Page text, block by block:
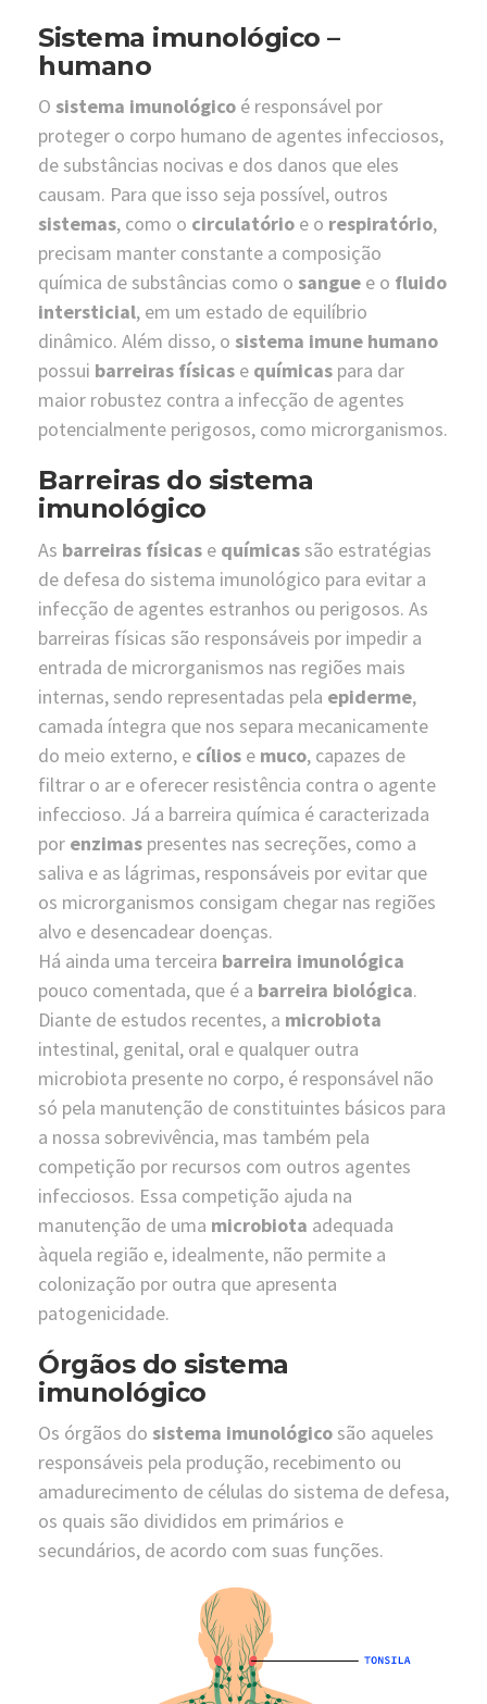
Sistema imunológico –
humano
O sistema imunológico é responsável por
proteger o corpo humano de agentes infecciosos,
de substâncias nocivas e dos danos que eles
causam. Para que isso seja possível, outros
sistemas, como o circulatório e o respiratório,
precisam manter constante a composição
química de substâncias como o sangue e o fluido
intersticial, em um estado de equilíbrio
dinâmico. Além disso, o sistema imune humano
possui barreiras físicas e químicas para dar
maior robustez contra a infecção de agentes
potencialmente perigosos, como microrganismos.
Barreiras do sistema
imunológico
As barreiras físicas e químicas são estratégias
de defesa do sistema imunológico para evitar a
infecção de agentes estranhos ou perigosos. As
barreiras físicas são responsáveis por impedir a
entrada de microrganismos nas regiões mais
internas, sendo representadas pela epiderme,
camada íntegra que nos separa mecanicamente
do meio externo, e cílios e muco, capazes de
filtrar o ar e oferecer resistência contra o agente
infeccioso. Já a barreira química é caracterizada
por enzimas presentes nas secreções, como a
saliva e as lágrimas, responsáveis por evitar que
os microrganismos consigam chegar nas regiões
alvo e desencadear doenças.
Há ainda uma terceira barreira imunológica
pouco comentada, que é a barreira biológica.
Diante de estudos recentes, a microbiota
intestinal, genital, oral e qualquer outra
microbiota presente no corpo, é responsável não
só pela manutenção de constituintes básicos para
a nossa sobrevivência, mas também pela
competição por recursos com outros agentes
infecciosos. Essa competição ajuda na
manutenção de uma microbiota adequada
àquela região e, idealmente, não permite a
colonização por outra que apresenta
patogenicidade.
Órgãos do sistema
imunológico
Os órgãos do sistema imunológico são aqueles
responsáveis pela produção, recebimento ou
amadurecimento de células do sistema de defesa,
os quais são divididos em primários e
secundários, de acordo com suas funções.